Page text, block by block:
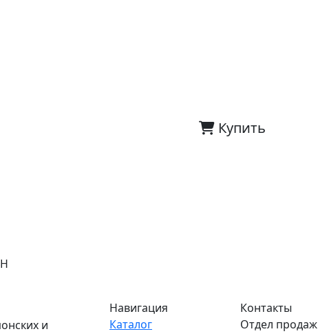
Купить
и
Навигация
Каталог
Контакты
Отдел продаж